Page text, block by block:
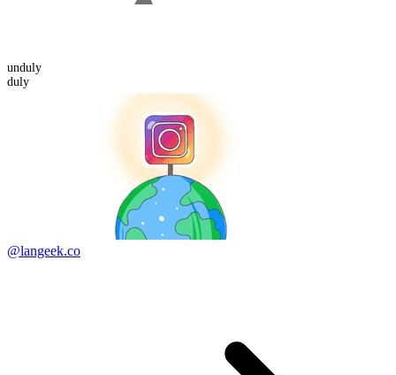
unduly
duly
@langeek.co